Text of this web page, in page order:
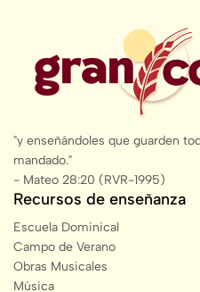
"y enseñándoles que guarden
mandado."
- Mateo 28:20 (RVR-1995)
Recursos de enseñanza
Escuela Dominical
Campo de Verano
Obras Musicales
Música